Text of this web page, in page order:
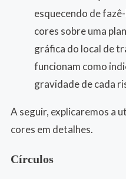
esquecendo de
cores sobre uma
gráfica do local de
funcionam como
gravidade de cada
A seguir, explicaremos a
cores em detalhes.
Círculos